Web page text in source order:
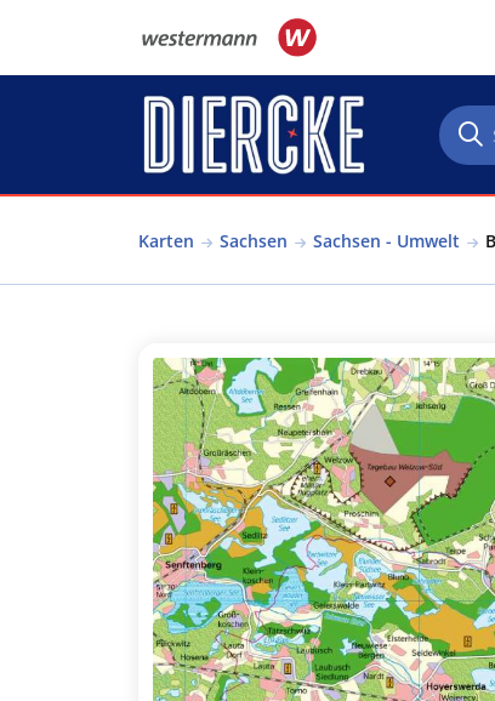
Karten Sachsen Sachsen - Umwelt